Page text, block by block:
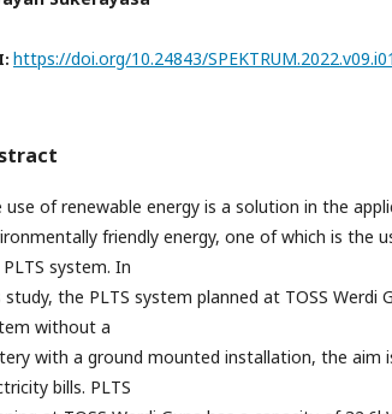
https://doi.org/10.24843/
use of renewable energy is a solution in the
friendly energy, one of which is the
system. In
the PLTS system planned at TOSS Werdi
without a
with a ground mounted installation, the aim
bills. PLTS